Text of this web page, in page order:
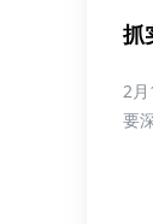
抓
2
要